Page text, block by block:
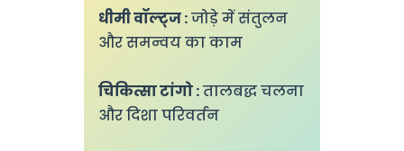
धीमी वॉल्ट्ज :जोड़े में संतुलन
और समन्वय का काम
चिकित्सा टांगो :तालबद्ध चलना
और दिशा परिवर्तन